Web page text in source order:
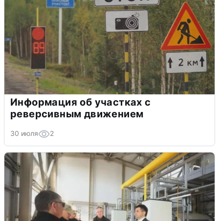
Информация об участках с
реверсивным движением
30 июля 2